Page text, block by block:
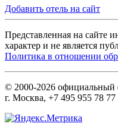
Добавить отель на сайт
Представленная на сайте
характер и не является
Политика в отношении
© 2000-2026 официальный
г. Москва, +7 495 955 78 77